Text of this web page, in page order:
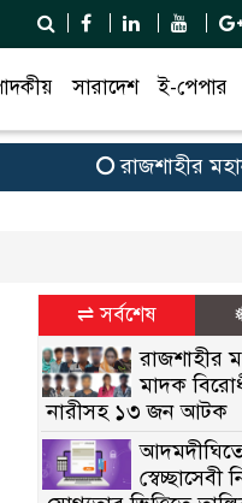
সারাদেশ ই-পেপার
রাজশাহীর
⇌ সর্বশেষ
রাজশাহীর
মাদক
নারীসহ ১৩ জন আটক
স্বেচ্ছাসেবী